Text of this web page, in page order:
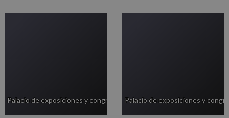
Palacio de exposiciones y congresos Palacio de exposiciones y